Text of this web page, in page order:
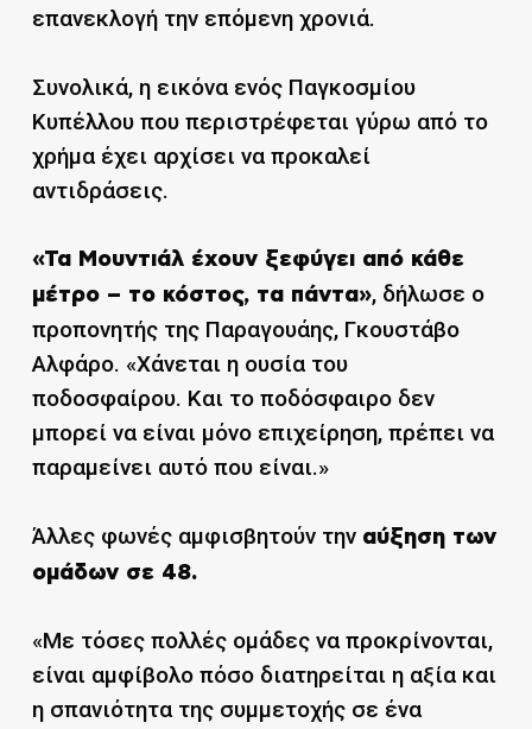
επανεκλογή την επόμενη χρονιά.
Συνολικά, η εικόνα ενός Παγκοσμίου
Κυπέλλου που περιστρέφεται γύρω από το
χρήμα έχει αρχίσει να προκαλεί
αντιδράσεις.
«Τα Μουντιάλ έχουν ξεφύγει από κάθε
μέτρο – το κόστος, τα πάντα», δήλωσε ο
προπονητής της Παραγουάης, Γκουστάβο
Αλφάρο. «Χάνεται η ουσία του
ποδοσφαίρου. Και το ποδόσφαιρο δεν
μπορεί να είναι μόνο επιχείρηση, πρέπει να
παραμείνει αυτό που είναι.»
Άλλες φωνές αμφισβητούν την αύξηση των
ομάδων σε 48.
«Με τόσες πολλές ομάδες να προκρίνονται,
είναι αμφίβολο πόσο διατηρείται η αξία και
η σπανιότητα της συμμετοχής σε ένα